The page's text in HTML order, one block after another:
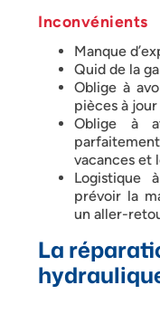
Inconvénients
Manque
Quid de la
Oblige à
pièces à jour
Oblige à
vacances et
Logistique
prévoir la
un aller-
La